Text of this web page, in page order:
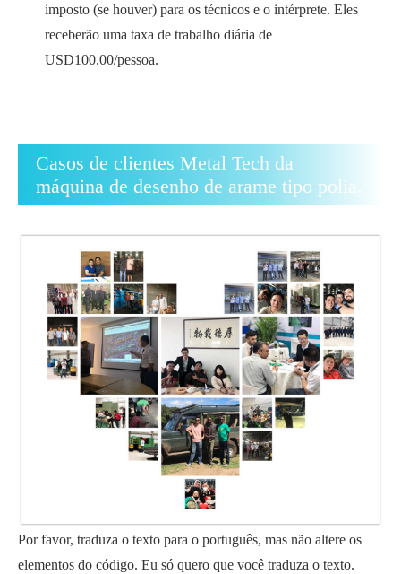
imposto (se houver) para os técnicos e o intérprete. Eles
receberão uma taxa de trabalho diária de
USD100.00/pessoa.
Casos de clientes Metal Tech da
máquina de desenho de arame tipo polia.
Por favor, traduza o texto para o português, mas não altere os
elementos do código. Eu só quero que você traduza o texto.